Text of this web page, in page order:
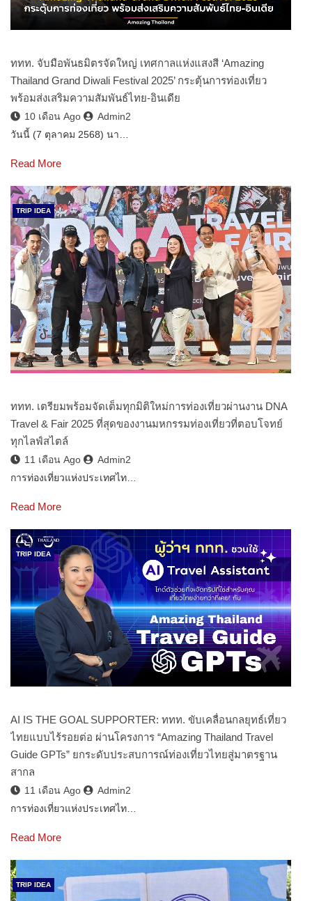
ททท. จับมือพันธมิตรจัดใหญ่ เทศกาลแห่งแสงสี ‘Amazing
Thailand Grand Diwali Festival 2025’ กระตุ้นการท่องเที่ยว
พร้อมส่งเสริมความสัมพันธ์ไทย-อินเดีย
10 เดือน Ago
Admin2
วันนี้ (7 ตุลาคม 2568) นา…
Read More
TRIP IDEA
ททท. เตรียมพร้อมจัดเต็มทุกมิติใหม่การท่องเที่ยวผ่านงาน DNA
Travel & Fair 2025 ที่สุดของงานมหกรรมท่องเที่ยวที่ตอบโจทย์
ทุกไลฟ์สไตล์
11 เดือน Ago
Admin2
การท่องเที่ยวแห่งประเทศไท…
Read More
TRIP IDEA
AI IS THE GOAL SUPPORTER: ททท. ขับเคลื่อนกลยุทธ์เที่ยว
ไทยแบบไร้รอยต่อ ผ่านโครงการ “Amazing Thailand Travel
Guide GPTs” ยกระดับประสบการณ์ท่องเที่ยวไทยสู่มาตรฐาน
สากล
11 เดือน Ago
Admin2
การท่องเที่ยวแห่งประเทศไท…
Read More
TRIP IDEA